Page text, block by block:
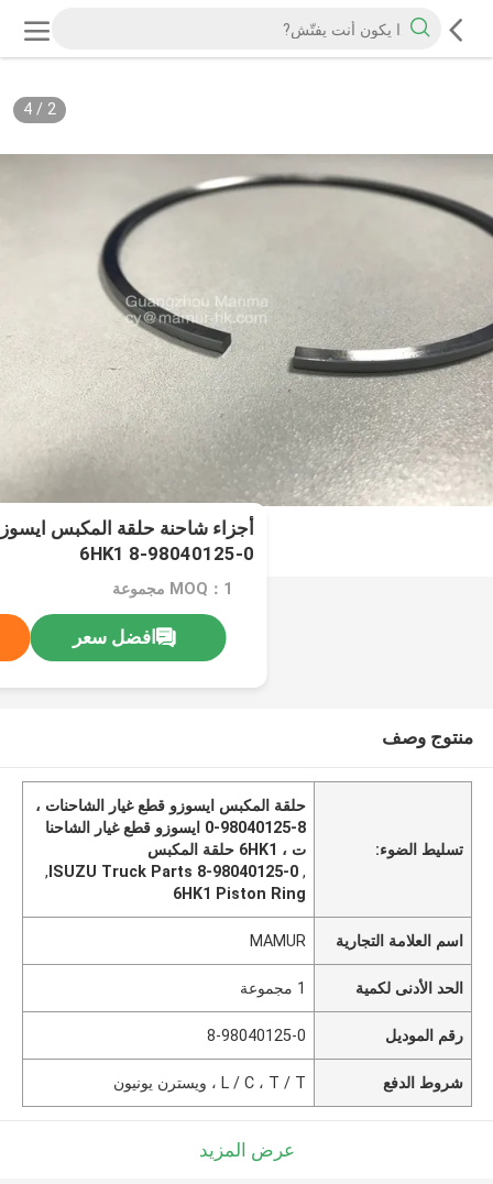
2
/
4
6HK1 8-98040125-0
MOQ：1 مجموعة
افضل سعر
منتوج وصف
تسليط الضوء:
حلقة المكبس ايسوزو قطع غيار الشاحنات ،
8-98040125-0 ايسوزو قطع غيار الشاحنا
ت ، 6HK1 حلقة المكبس
,
8-98040125-0 ISUZU Truck Parts
,
6HK1 Piston Ring
اسم العلامة التجارية MAMUR
الحد الأدنى لكمية 1 مجموعة
رقم الموديل 8-98040125-0
شروط الدفع L / C ، T / T ، ويسترن يونيون
عرض المزيد